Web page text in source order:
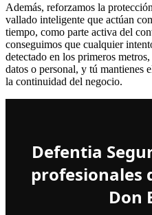
Además, reforzamos la
vallado inteligente que actúan
tiempo, como parte activa del
conseguimos que cualquier
detectado en los primeros
datos o personal, y tú mantienes
la continuidad del negocio.
Defentia
profesionales
Don